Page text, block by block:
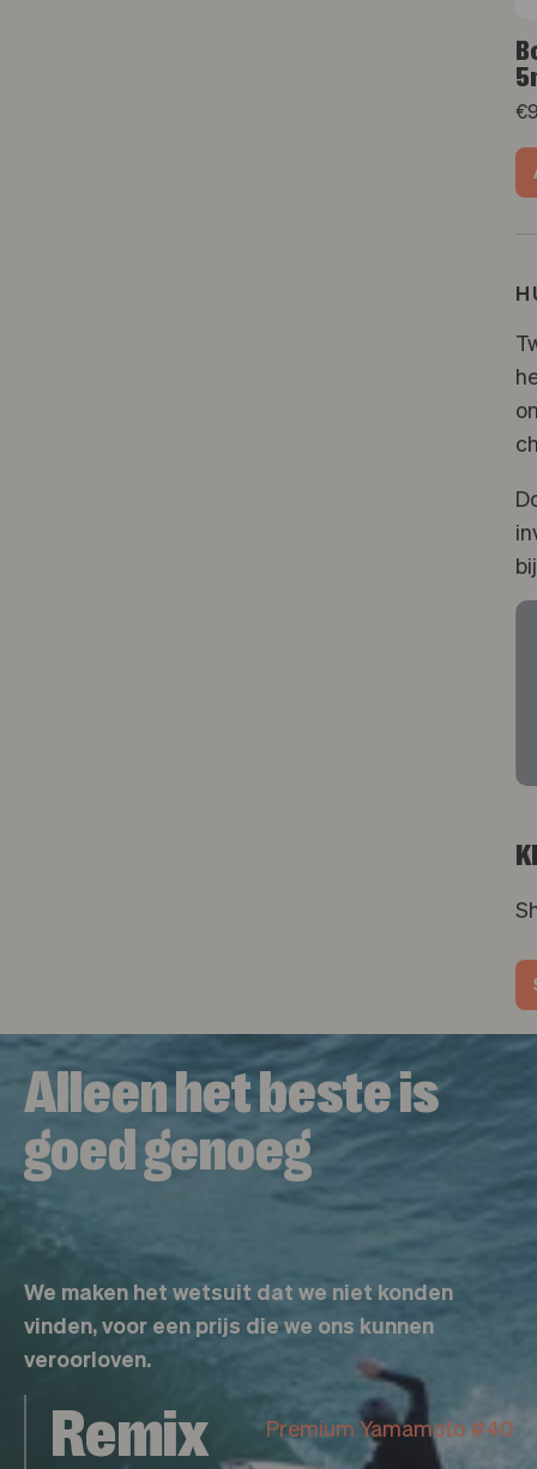
Alleen het beste is
goed genoeg
We maken het wetsuit dat we niet konden
vinden, voor een prijs die we ons kunnen
veroorloven.
Remix Premium Yamamoto #40